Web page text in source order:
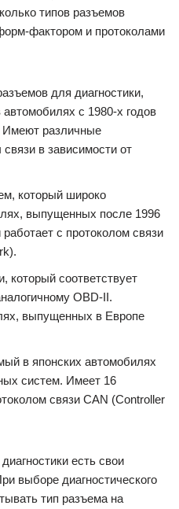
типов разъемов
фактором и протоколами
для диагностики,
с 1980-х годов
Имеют различные
в зависимости от
который широко
выпущенных после 1996
с протоколом связи
который соответствует
OBD-II.
выпущенных в Европе
в японских автомобилях
систем. Имеет 16
связи CAN (Controller
есть свои
выборе диагностического
тип разъема на